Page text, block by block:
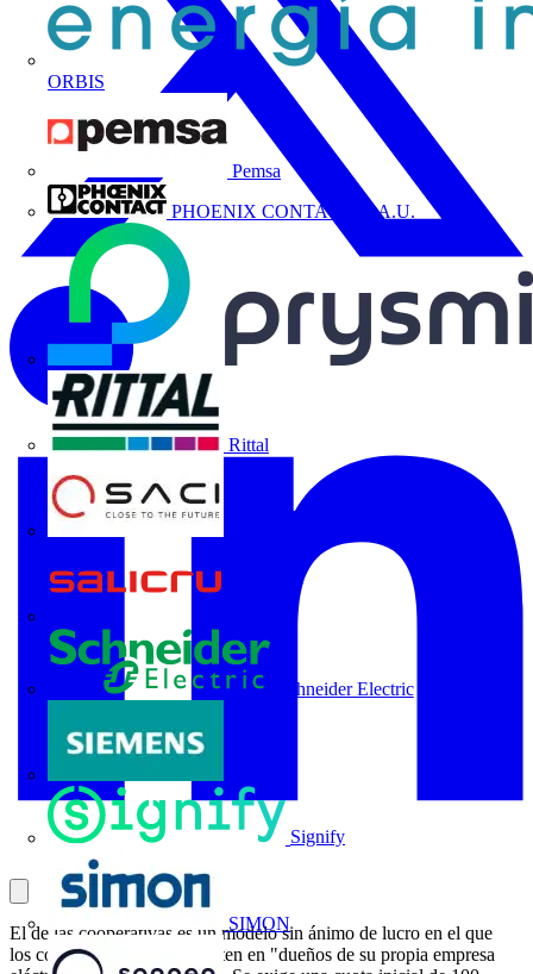
ORBIS
Pemsa
PHOENIX CONTACT, S.A.U.
Rittal
Schneider Electric
Signify
SIMON
El de las cooperativas es un modelo sin ánimo de lucro en el que
los consumidores se convierten en "dueños de su propia empresa